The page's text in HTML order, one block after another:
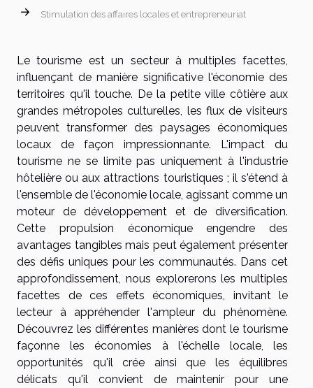
Stimulation des affaires locales et entrepreneuriat
Le tourisme est un secteur à multiples facettes,
influençant de manière significative l'économie des
territoires qu'il touche. De la petite ville côtière aux
grandes métropoles culturelles, les flux de visiteurs
peuvent transformer des paysages économiques
locaux de façon impressionnante. L'impact du
tourisme ne se limite pas uniquement à l'industrie
hôtelière ou aux attractions touristiques ; il s'étend à
l'ensemble de l'économie locale, agissant comme un
moteur de développement et de diversification.
Cette propulsion économique engendre des
avantages tangibles mais peut également présenter
des défis uniques pour les communautés. Dans cet
approfondissement, nous explorerons les multiples
facettes de ces effets économiques, invitant le
lecteur à appréhender l'ampleur du phénomène.
Découvrez les différentes manières dont le tourisme
façonne les économies à l'échelle locale, les
opportunités qu'il crée ainsi que les équilibres
délicats qu'il convient de maintenir pour une